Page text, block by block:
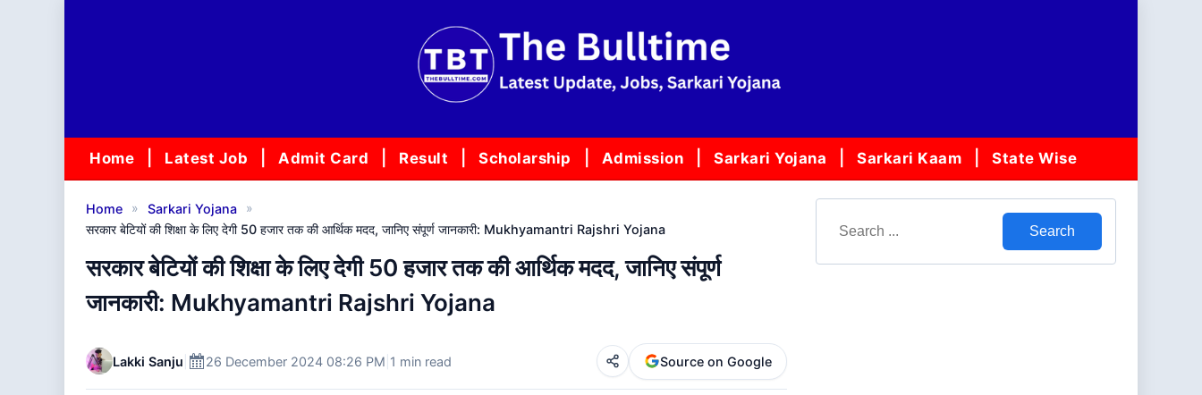
Home Latest Job Admit Card Result Scholarship Admission Sarkari Yojana Sarkari Kaam State Wise
Home » Sarkari Yojana
»
सरकार बेटियों की शिक्षा के लिए देगी 50 हजार तक की आर्थिक मदद, जानिए संपूर्ण जानकारी: Mukhyamantri Rajshri Yojana
सरकार बेटियों की शिक्षा के लिए देगी 50 हजार तक की आर्थिक मदद, जानिए संपूर्ण
जानकारी: Mukhyamantri Rajshri Yojana
Lakki Sanju 26 December 2024 08:26 PM 1 min read Source on Google
Search